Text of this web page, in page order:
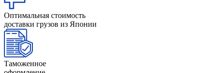
Оптимальная стоимость
доставки грузов из Японии
Таможенное